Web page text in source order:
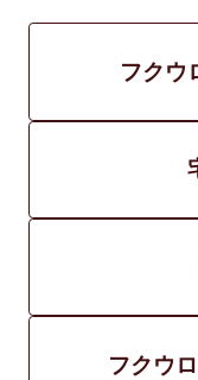
フクウ
フクウ